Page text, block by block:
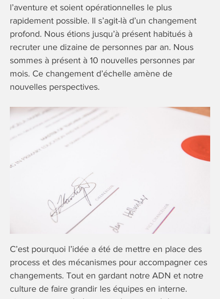
l’aventure et soient opérationnelles le plus
rapidement possible. Il s’agit-là d’un changement
profond. Nous étions jusqu’à présent habitués à
recruter une dizaine de personnes par an. Nous
sommes à présent à 10 nouvelles personnes par
mois. Ce changement d’échelle amène de
nouvelles perspectives.
C’est pourquoi l’idée a été de mettre en place des
process et des mécanismes pour accompagner ces
changements. Tout en gardant notre ADN et notre
culture de faire grandir les équipes en interne.